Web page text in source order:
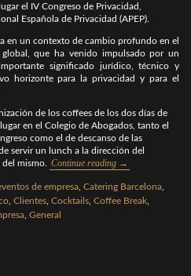
el IV Congreso de Privacidad,
Española de Privacidad (APEP).
en un contexto de cambio profundo en el
que ha venido impulsado por un
significado jurídico, técnico y
horizonte para la privacidad y para el
de los coffees de los dos días de
en el Colegio de Abogados, tanto el
como el de descanso de las
servir un lunch a la dirección del
mismo.
Continue reading →
de empresa Catering Barcelona
Clientes Cocktails Coffee Break
General